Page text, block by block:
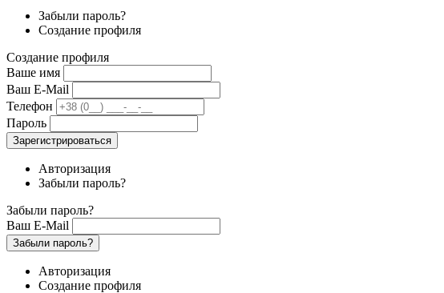
Забыли пароль?
Создание профиля
Создание профиля
Ваше имя
Ваш E-Mail
Телефон
Пароль
Зарегистрироваться
Авторизация
Забыли пароль?
Забыли пароль?
Ваш E-Mail
Забыли пароль?
Авторизация
Создание профиля